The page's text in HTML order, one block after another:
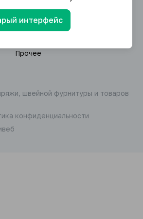
швейной фурнитуры и товаров
конфиденциальности
Швейная фурнитура
Фурнитура для сумок
Товары для творчества
Прочее
интерфейс